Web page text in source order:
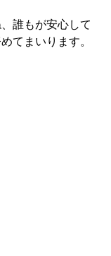
誰もが安心して
てまいります。